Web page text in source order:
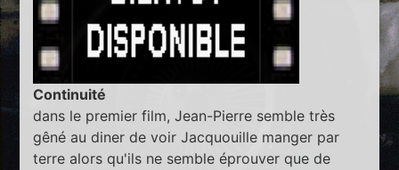
Continuité
dans le premier film, Jean-Pierre semble très
gêné au diner de voir Jacquouille manger par
terre alors qu'ils ne semble éprouver que de